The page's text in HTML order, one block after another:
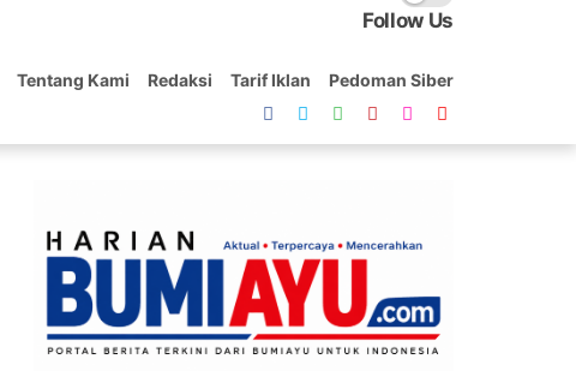
Follow Us
Tentang Kami Redaksi Tarif Iklan Pedoman Siber